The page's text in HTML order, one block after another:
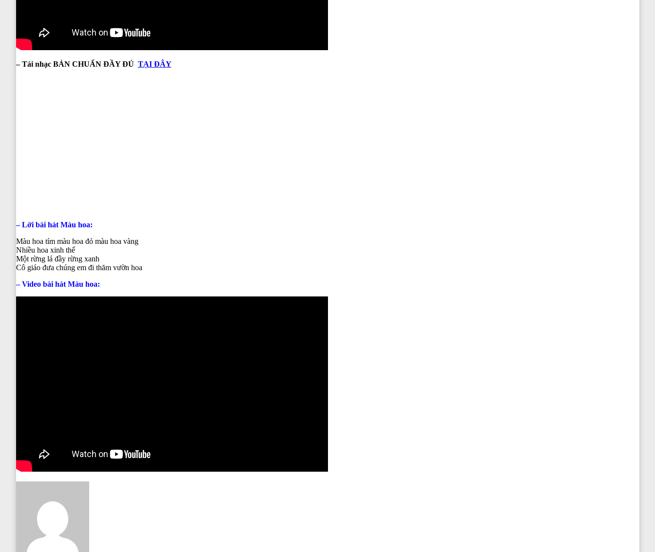
– Tải nhạc BẢN CHUẨN ĐẦY ĐỦ TẠI ĐÂY
– Lời bài hát Màu hoa:
Màu hoa tím màu hoa đỏ màu hoa vàng
Nhiều hoa xinh thế
Một rừng lá đầy rừng xanh
Cô giáo đưa chúng em đi thăm vườn hoa
– Video bài hát Màu hoa: